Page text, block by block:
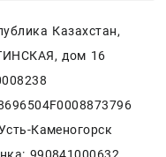
Казахстан,
дом 16
Каменогорск